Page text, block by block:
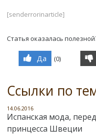
[senderrorinarticle]
Статья оказалась
Да (0)
Ссылки по
14.06.2016
Испанская мода,
принцесса Швеции